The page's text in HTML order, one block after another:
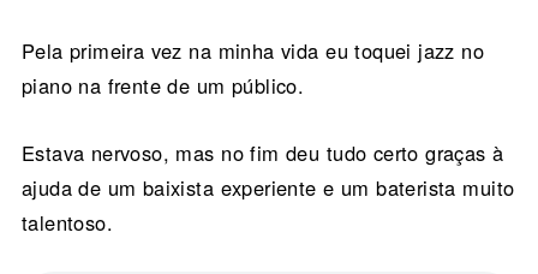
Pela primeira vez na minha vida eu toquei jazz no
piano na frente de um público.
Estava nervoso, mas no fim deu tudo certo graças à
ajuda de um baixista experiente e um baterista muito
talentoso.